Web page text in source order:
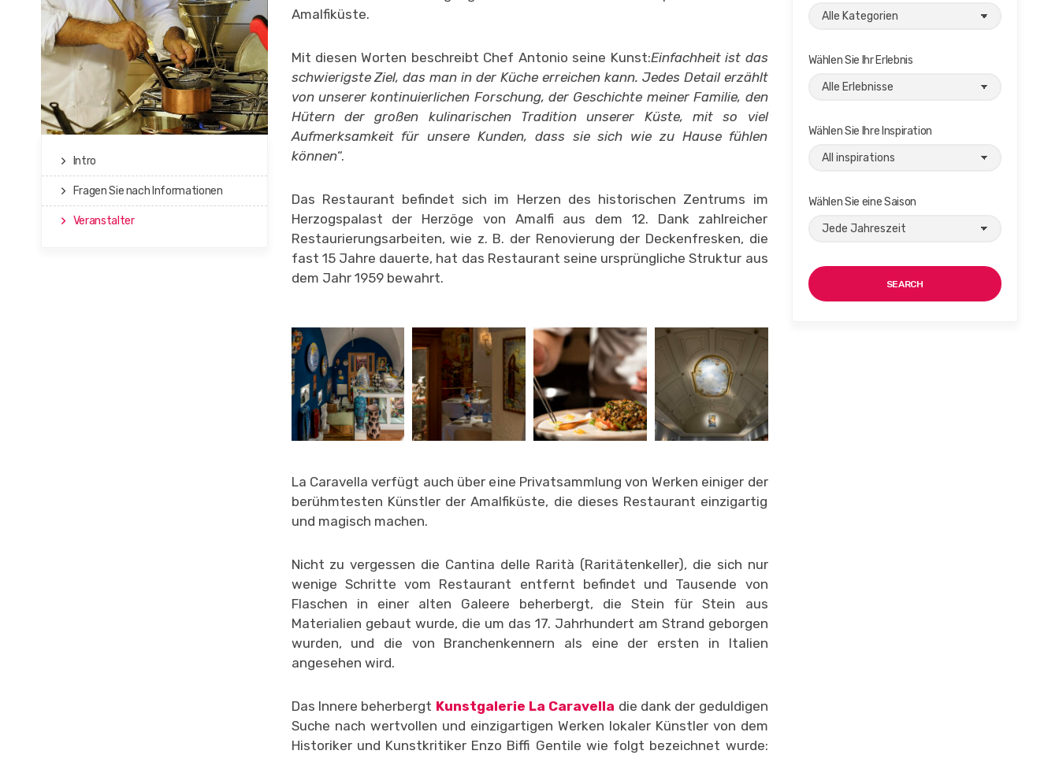
Intro
Fragen Sie nach Informationen
Veranstalter
Amalfiküste.
Mit diesen Worten beschreibt Chef Antonio seine Kunst:Einfachheit ist das
schwierigste Ziel, das man in der Küche erreichen kann. Jedes Detail erzählt
von unserer kontinuierlichen Forschung, der Geschichte meiner Familie, den
Hütern der großen kulinarischen Tradition unserer Küste, mit so viel
Aufmerksamkeit für unsere Kunden, dass sie sich wie zu Hause fühlen
können“.
Das Restaurant befindet sich im Herzen des historischen Zentrums im
Herzogspalast der Herzöge von Amalfi aus dem 12. Dank zahlreicher
Restaurierungsarbeiten, wie z. B. der Renovierung der Deckenfresken, die
fast 15 Jahre dauerte, hat das Restaurant seine ursprüngliche Struktur aus
dem Jahr 1959 bewahrt.
La Caravella verfügt auch über eine Privatsammlung von Werken einiger der
berühmtesten Künstler der Amalfiküste, die dieses Restaurant einzigartig
und magisch machen.
Nicht zu vergessen die Cantina delle Rarità (Raritätenkeller), die sich nur
wenige Schritte vom Restaurant entfernt befindet und Tausende von
Flaschen in einer alten Galeere beherbergt, die Stein für Stein aus
Materialien gebaut wurde, die um das 17. Jahrhundert am Strand geborgen
wurden, und die von Branchenkennern als eine der ersten in Italien
angesehen wird.
Das Innere beherbergt Kunstgalerie La Caravella die dank der geduldigen
Suche nach wertvollen und einzigartigen Werken lokaler Künstler von dem
Historiker und Kunstkritiker Enzo Biffi Gentile wie folgt bezeichnet wurde:
Wählen Sie Ihr Erlebnis
Wählen Sie Ihre Inspiration
Wählen Sie eine Saison
SEARCH